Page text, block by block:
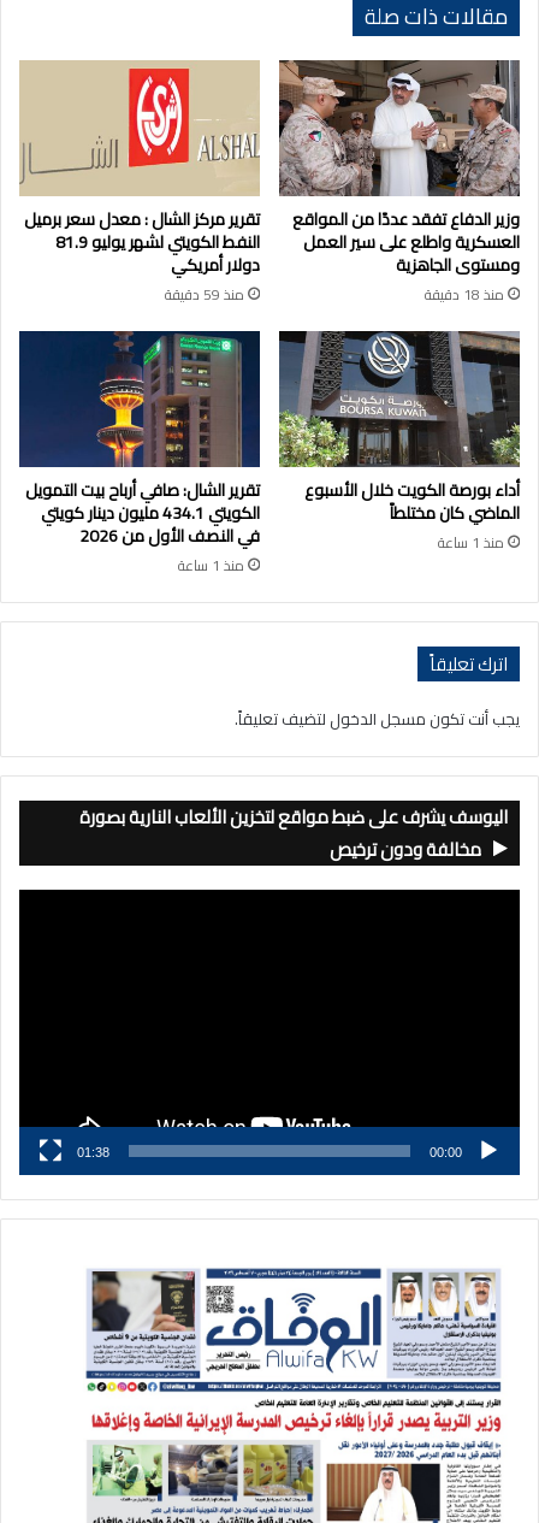
مقالات ذات صلة
وزير الدفاع تفقد عددًا من المواقع
العسكرية واطلع على سير العمل
ومستوى الجاهزية
منذ 18 دقيقة
تقرير مركز الشال : معدل سعر برميل
النفط الكويتي لشهر يوليو 81.9
دولار أمريكي
منذ 59 دقيقة
أداء بورصة الكويت خلال الأسبوع
الماضي كان مختلطاً
منذ 1 ساعة
تقرير الشال: صافي أرباح بيت التمويل
الكويتي 434.1 مليون دينار كويتي
في النصف الأول من 2026
منذ 1 ساعة
اترك تعليقاً
يجب أنت تكون مسجل الدخول لتضيف تعليقاً.
اليوسف يشرف على ضبط مواقع لتخزين الألعاب النارية بصورة
مخالفة ودون ترخيص
00:00
01:38